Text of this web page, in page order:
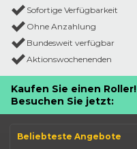
Sofortige Verfügbarkeit
Ohne Anzahlung
Bundesweit verfügbar
Aktionswochenenden
Kaufen Sie einen Roller!
Besuchen Sie jetzt:
Beliebteste Angebote